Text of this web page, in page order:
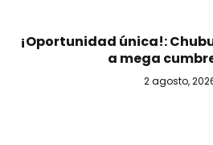
¡Oportunidad única!:
a mega
2 agosto,